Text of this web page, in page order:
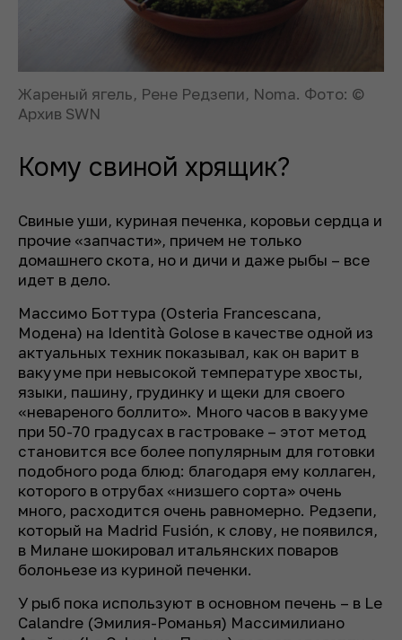
Жареный ягель, Рене Редзепи, Noma. Фото: ©
Архив SWN
Кому свиной хрящик?
Свиные уши, куриная печенка, коровьи сердца и
прочие «запчасти», причем не только
домашнего скота, но и дичи и даже рыбы – все
идет в дело.
Массимо Боттура (Osteria Francescana,
Модена) на Identità Golose в качестве одной из
актуальных техник показывал, как он варит в
вакууме при невысокой температуре хвосты,
языки, пашину, грудинку и щеки для своего
«невареного боллито». Много часов в вакууме
при 50-70 градусах в гастроваке – этот метод
становится все более популярным для готовки
подобного рода блюд: благодаря ему коллаген,
которого в отрубах «низшего сорта» очень
много, расходится очень равномерно. Редзепи,
который на Madrid Fusión, к слову, не появился,
в Милане шокировал итальянских поваров
болоньезе из куриной печенки.
У рыб пока используют в основном печень – в Le
Calandre (Эмилия-Романья) Массимилиано